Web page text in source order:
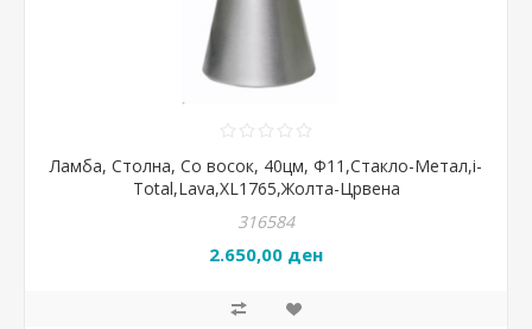
Ламба, Столна, Со восок, 40цм, Ф11,Стакло-Метал,i-
Total,Lava,XL1765,Жолта-Црвена
316584
2.650,00 ден